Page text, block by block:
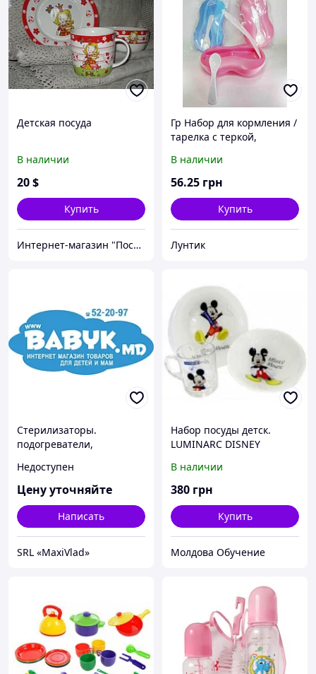
Детская посуда
В наличии
20$
Купить
Интернет-магазин "Посудомания"
Гр Набор для кормления /
тарелка с теркой,
(10) "ЗАБАВА"
В наличии
56.25 грн
Купить
Лунтик
Стерилизаторы.
подогреватели,
Недоступен
Цену уточняйте
Написать
SRL «MaxiVlad»
Набор посуды детск.
LUMINARC DISNEY
В наличии
380 грн
Купить
Молдова Обучение